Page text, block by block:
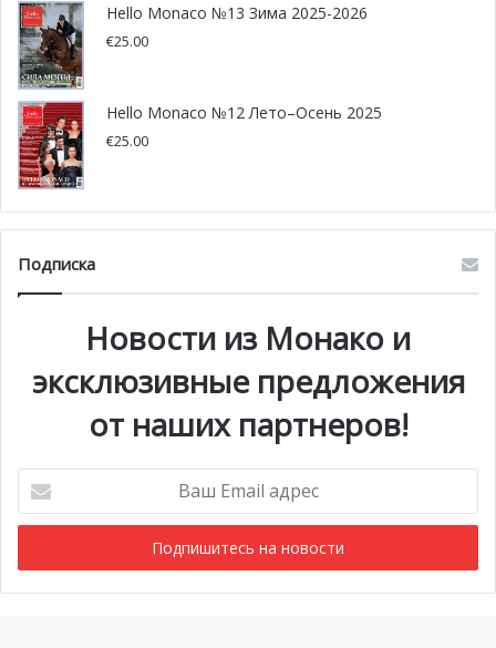
Hello Monaco №13 Зима 2025-2026
€25.00
Hello Monaco №12 Лето–Осень 2025
€25.00
Подписка
Новости из Монако и
эксклюзивные предложения
от наших партнеров!
Email
адрес